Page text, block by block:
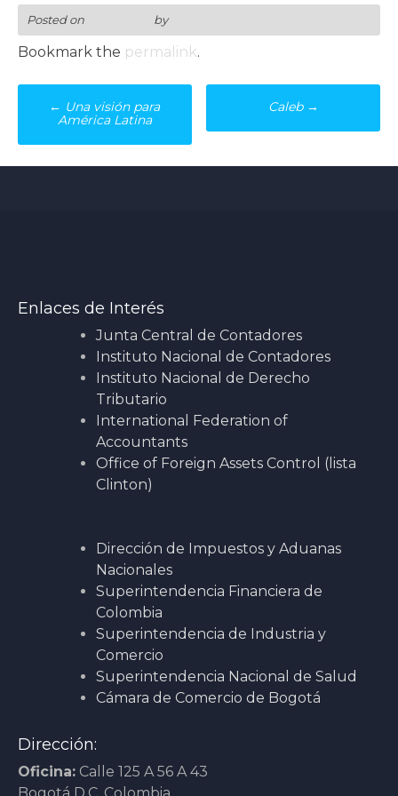
Posted on by
Bookmark the permalink.
Post
navigation
← Una visión para
América Latina
Caleb →
Enlaces de Interés
Junta Central de Contadores
Instituto Nacional de Contadores
Instituto Nacional de Derecho
Tributario
International Federation of
Accountants
Office of Foreign Assets Control (lista
Clinton)
Dirección de Impuestos y Aduanas
Nacionales
Superintendencia Financiera de
Colombia
Superintendencia de Industria y
Comercio
Superintendencia Nacional de Salud
Cámara de Comercio de Bogotá
Dirección:
Oficina: Calle 125 A 56 A 43